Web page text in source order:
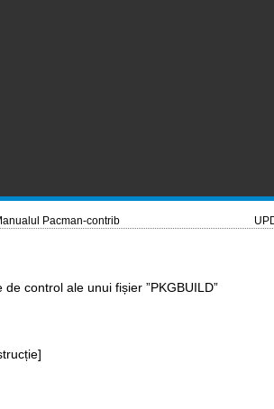
Pacman-contrib
control ale unui fișier ”PKGBUILD”